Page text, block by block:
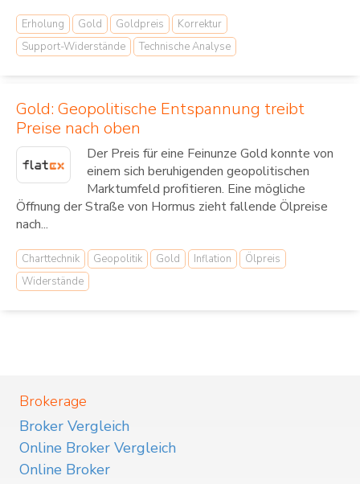
Erholung Gold Goldpreis
Korrektur
Support-Widerstände
Technische Analyse
Gold: Geopolitische Entspannung treibt
Preise nach oben
Der Preis für eine Feinunze Gold konnte von
einem sich beruhigenden geopolitischen
Marktumfeld profitieren. Eine mögliche
Öffnung der Straße von Hormus zieht fallende Ölpreise
nach...
Charttechnik Geopolitik Gold Inflation
Ölpreis
Widerstände
Brokerage
Broker Vergleich
Online Broker Vergleich
Online Broker